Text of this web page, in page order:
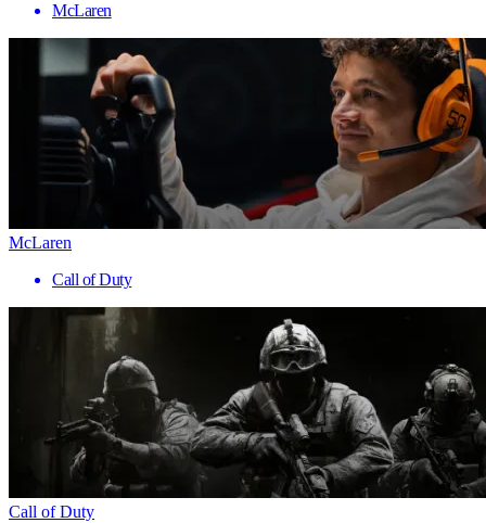
McLaren
McLaren
Call of Duty
Call of Duty